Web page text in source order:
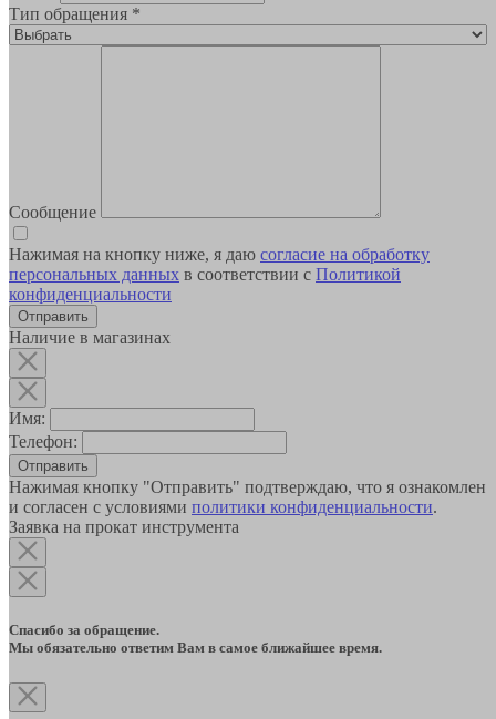
Тип обращения *
Сообщение
Нажимая на кнопку ниже, я даю согласие на обработку
персональных данных в соответствии с Политикой
конфиденциальности
Наличие в магазинах
Имя:
Телефон:
Отправить
Нажимая кнопку "Отправить" подтверждаю, что я ознакомлен
и согласен с условиями политики конфиденциальности.
Заявка на прокат инструмента
Спасибо за обращение.
Мы обязательно ответим Вам в самое ближайшее время.